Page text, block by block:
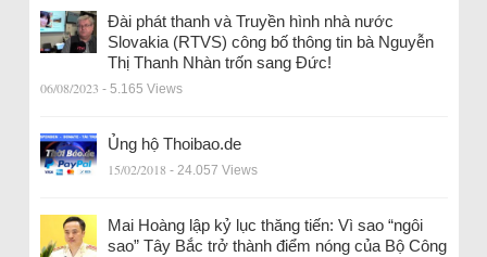
Đài phát thanh và Truyền hình nhà nước
Slovakia (RTVS) công bố thông tin bà Nguyễn
Thị Thanh Nhàn trốn sang Đức!
06/08/2023 - 5.165 Views
Ủng hộ Thoibao.de
15/02/2018 - 24.057 Views
Mai Hoàng lập kỷ lục thăng tiến: Vì sao “ngôi
sao” Tây Bắc trở thành điểm nóng của Bộ Công